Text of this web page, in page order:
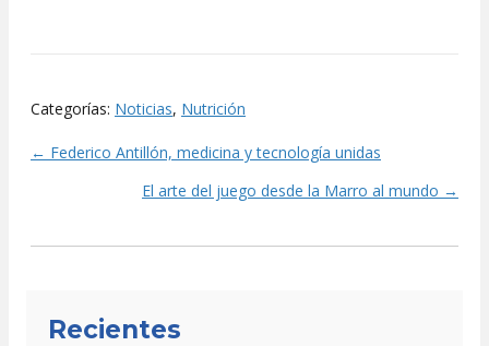
Categorías: Noticias, Nutrición
Posts
navigation
← Federico Antillón, medicina y tecnología unidas
El arte del juego desde la Marro al mundo →
Recientes